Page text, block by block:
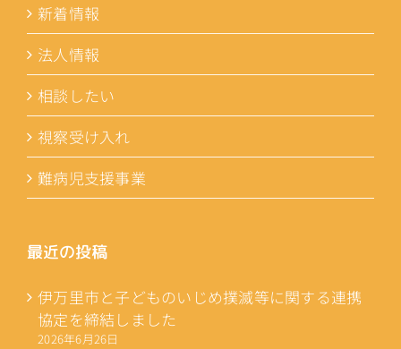
新着情報
法人情報
相談したい
視察受け入れ
難病児支援事業
最近の投稿
伊万里市と子どものいじめ撲滅等に関する連携
協定を締結しました
2026年6月26日